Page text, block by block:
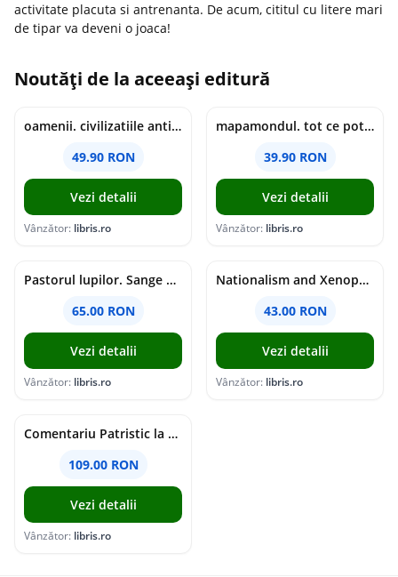
activitate placuta si antrenanta. De acum, cititul cu litere mari
de tipar va deveni o joaca!
Noutăți de la aceeași editură
oamenii. civilizatiile antice si lucrurile uluitoare pe care le-au creat - jonny marx, charlie davis
49.90 RON
Vezi detalii
Vânzător: libris.ro
mapamondul. tot ce poti invata dintr-o harta - raquel martin
39.90 RON
Vezi detalii
Vânzător: libris.ro
Pastorul lupilor. Sange de varcolac - Larisa Toader
65.00 RON
Vezi detalii
Vânzător: libris.ro
Nationalism and Xenophobia in Post-Soviet Russia - Ioana Madalina Miron
43.00 RON
Vezi detalii
Vânzător: libris.ro
Comentariu Patristic la Scriptura. Vechiul Testament II. Geneza, 12-50 - George Claudiu Tutu, Mark Sheridan, Alexander Baumgarten, Thomas C. Oden
109.00 RON
Vezi detalii
Vânzător: libris.ro